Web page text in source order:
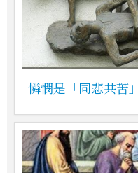
憐憫是「同悲共苦」